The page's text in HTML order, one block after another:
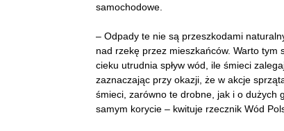
samochodowe.
– Odpady te nie są przeszkodami
nad rzekę przez mieszkańców. Warto tym
cieku utrudnia spływ wód, ile śmieci
zaznaczając przy okazji, że w akcje
śmieci, zarówno te drobne, jak i o dużych
samym korycie – kwituje rzecznik Wód